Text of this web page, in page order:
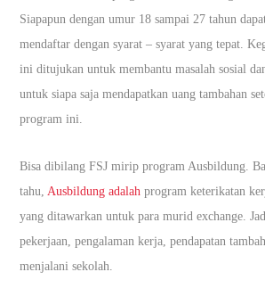
Siapapun dengan umur 18 sampai 27 tahun
mendaftar dengan syarat – syarat yang tepat.
ini ditujukan untuk membantu masalah sosial
untuk siapa saja mendapatkan uang tambahan
program ini.
Bisa dibilang FSJ mirip program Ausbildung.
tahu, Ausbildung adalah program keterikatan
yang ditawarkan untuk para murid exchange.
pekerjaan, pengalaman kerja, pendapatan
menjalani sekolah.